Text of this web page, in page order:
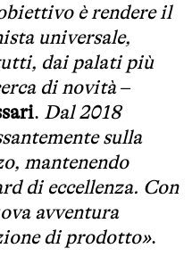
è rendere il
universale,
dai palati più
di novità–
. Dal 2018
sulla
mantenendo
di eccellenza. Con
avventura
di prodotto».